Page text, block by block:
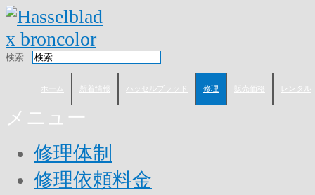
検索...
ホーム 新着情報 ハッセルブラッド 修理 販売価格 レンタル
メニュー
修理体制
修理依頼料金